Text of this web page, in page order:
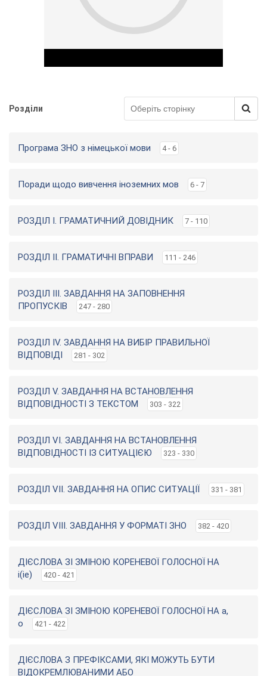
Play Video
Розділи
Програма ЗНО з німецької мови 4 - 6
Поради щодо вивчення іноземних мов 6 - 7
РОЗДІЛ І. ГРАМАТИЧНИЙ ДОВІДНИК 7 - 110
РОЗДІЛ ІІ. ГРАМАТИЧНІ ВПРАВИ 111 - 246
РОЗДІЛ ІII. ЗАВДАННЯ НА ЗАПОВНЕННЯ
ПРОПУСКІВ
247 - 280
РОЗДІЛ IV. ЗАВДАННЯ НА ВИБІР ПРАВИЛЬНОЇ
ВІДПОВІДI
281 - 302
РОЗДІЛ V. ЗАВДАННЯ НА ВСТАНОВЛЕННЯ
ВІДПОВІДНОСТІ З ТЕКСТОМ
303 - 322
РОЗДІЛ VІ. ЗАВДАННЯ НА ВСТАНОВЛЕННЯ
ВІДПОВІДНОСТІ ІЗ СИТУАЦІЄЮ
323 - 330
РОЗДІЛ VІI. ЗАВДАННЯ НА ОПИС СИТУАЦІЇ 331 - 381
РОЗДІЛ VІII. ЗАВДАННЯ У ФОРМАТІ ЗНО 382 - 420
ДІЄСЛОВА ЗІ ЗМІНОЮ КОРЕНЕВОЇ ГОЛОСНОЇ НА
i(ie)
420 - 421
ДІЄСЛОВА ЗІ ЗМІНОЮ КОРЕНЕВОЇ ГОЛОСНОЇ НА a,
o
421 - 422
ДІЄСЛОВА З ПРЕФІКСАМИ, ЯКІ МОЖУТЬ БУТИ
ВІДОКРЕМЛЮВАНИМИ АБО